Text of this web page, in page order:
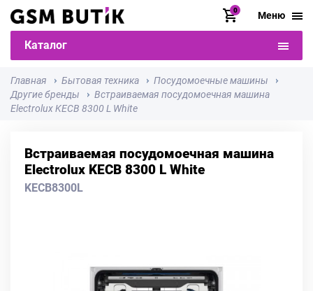
0 Меню
Каталог
Главная Бытовая техника
Посудомоечные машины
Другие бренды
Встраиваемая посудомоечная машина
Electrolux KECB 8300 L White
Встраиваемая посудомоечная машина
Electrolux KECB 8300 L White
KECB8300L